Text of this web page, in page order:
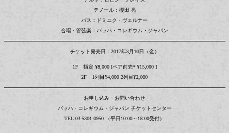
テノール：櫻田 亮
バス：ドミニク・ヴェルナー
合唱・管弦楽：バッハ・コレギウム・ジャパン
チケット発売日：2017年3月10日（金）
1F 指定 ¥8,000 [ペア前売* ¥15,000 ]
2F 1列目¥4,000 2列目¥2,000
お申し込み・お問い合わせ
バッハ・コレギウム・ジャパン チケットセンター
TEL 03-5301-0950 （平日10:00～18:00受付）